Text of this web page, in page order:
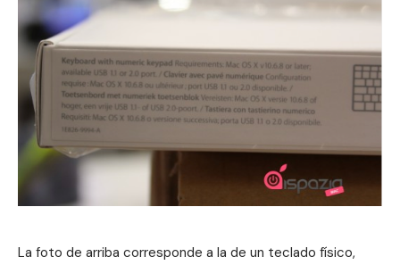
La foto de arriba corresponde a la de un teclado físico,